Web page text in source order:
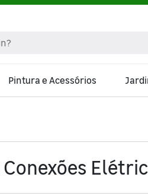
Pintura e Acessórios